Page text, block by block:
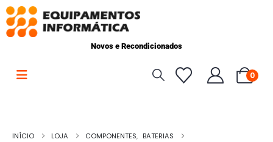
Novos e Recondicionados
0
INÍCIO LOJA COMPONENTES, BATERIAS